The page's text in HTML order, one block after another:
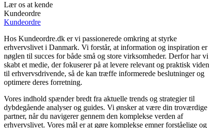
Lær os at kende
Kundeordre
Kundeordre
Hos Kundeordre.dk er vi passionerede omkring at styrke
erhvervslivet i Danmark. Vi forstår, at information og inspiration er
nøglen til succes for både små og store virksomheder. Derfor har vi
skabt et medie, der fokuserer på at levere relevant og praktisk viden
til erhvervsdrivende, så de kan træffe informerede beslutninger og
optimere deres forretning.
Vores indhold spænder bredt fra aktuelle trends og strategier til
dybdegående analyser og guides. Vi ønsker at være din troværdige
partner, når du navigerer gennem den komplekse verden af
erhvervslivet. Vores mål er at gøre komplekse emner forståelige og